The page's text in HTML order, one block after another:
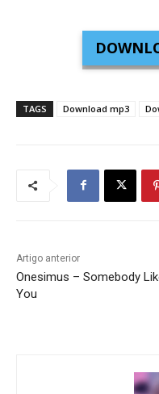
TAGS Download mp3
Artigo anterior
Onesimus – Somebody
You